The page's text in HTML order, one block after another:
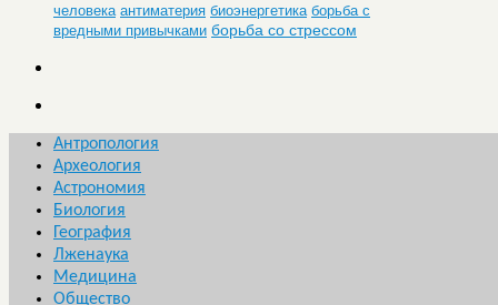
человека антиматерия биоэнергетика борьба с
вредными привычками борьба со стрессом
Антропология
Археология
Астрономия
Биология
География
Лженаука
Медицина
Общество